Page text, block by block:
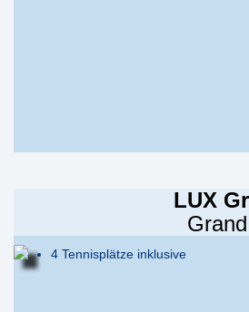
LUX
4 Tennisplätze inklusive